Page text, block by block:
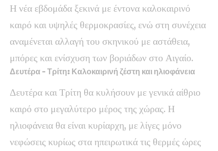
Η νέα εβδομάδα ξεκινά με έντονα καλοκαιρινό
καιρό και υψηλές θερμοκρασίες, ενώ στη συνέχεια
αναμένεται αλλαγή του σκηνικού με αστάθεια,
μπόρες και ενίσχυση των βοριάδων στο Αιγαίο.
Δευτέρα – Τρίτη: Καλοκαιρινή ζέστη και ηλιοφάνεια
Δευτέρα και Τρίτη θα κυλήσουν με γενικά αίθριο
καιρό στο μεγαλύτερο μέρος της χώρας. Η
ηλιοφάνεια θα είναι κυρίαρχη, με λίγες μόνο
νεφώσεις κυρίως στα ηπειρωτικά τις θερμές ώρες